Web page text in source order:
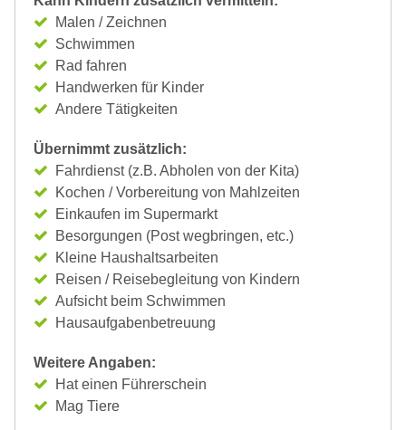
Malen / Zeichnen
Schwimmen
Rad fahren
Handwerken für Kinder
Andere Tätigkeiten
Übernimmt zusätzlich:
Fahrdienst (z.B. Abholen von der Kita)
Kochen / Vorbereitung von Mahlzeiten
Einkaufen im Supermarkt
Besorgungen (Post wegbringen, etc.)
Kleine Haushaltsarbeiten
Reisen / Reisebegleitung von Kindern
Aufsicht beim Schwimmen
Hausaufgabenbetreuung
Weitere Angaben:
Hat einen Führerschein
Mag Tiere